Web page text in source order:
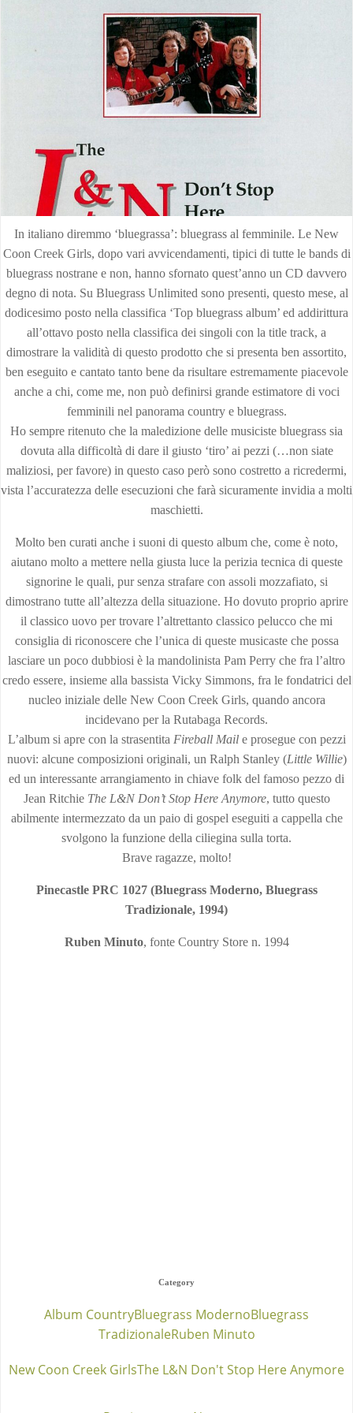
In italiano diremmo ‘bluegrassa’: bluegrass al femminile. Le New
Coon Creek Girls, dopo vari avvicendamenti, tipici di tutte le bands di
bluegrass nostrane e non, hanno sfornato quest’anno un CD davvero
degno di nota. Su Bluegrass Unlimited sono presenti, questo mese, al
dodicesimo posto nella classifica ‘Top bluegrass album’ ed addirittura
all’ottavo posto nella classifica dei singoli con la title track, a
dimostrare la validità di questo prodotto che si presenta ben assortito,
ben eseguito e cantato tanto bene da risultare estremamente piacevole
anche a chi, come me, non può definirsi grande estimatore di voci
femminili nel panorama country e bluegrass.
Ho sempre ritenuto che la maledizione delle musiciste bluegrass sia
dovuta alla difficoltà di dare il giusto ‘tiro’ ai pezzi (…non siate
maliziosi, per favore) in questo caso però sono costretto a ricredermi,
vista l’accuratezza delle esecuzioni che farà sicuramente invidia a molti
maschietti.
Molto ben curati anche i suoni di questo album che, come è noto,
aiutano molto a mettere nella giusta luce la perizia tecnica di queste
signorine le quali, pur senza strafare con assoli mozzafiato, si
dimostrano tutte all’altezza della situazione. Ho dovuto proprio aprire
il classico uovo per trovare l’altrettanto classico pelucco che mi
consiglia di riconoscere che l’unica di queste musicaste che possa
lasciare un poco dubbiosi è la mandolinista Pam Perry che fra l’altro
credo essere, insieme alla bassista Vicky Simmons, fra le fondatrici del
nucleo iniziale delle New Coon Creek Girls, quando ancora
incidevano per la Rutabaga Records.
L’album si apre con la strasentita Fireball Maile prosegue con pezzi
nuovi: alcune composizioni originali, un Ralph Stanley (Little Willie)
ed un interessante arrangiamento in chiave folk del famoso pezzo di
Jean Ritchie The L&N Don’t Stop Here Anymore, tutto questo
abilmente intermezzato da un paio di gospel eseguiti a cappella che
svolgono la funzione della ciliegina sulla torta.
Brave ragazze, molto!
Pinecastle PRC 1027 (Bluegrass Moderno, Bluegrass
Tradizionale, 1994)
Ruben Minuto, fonte Country Store n. 1994
Category
Album CountryBluegrass ModernoBluegrass
TradizionaleRuben Minuto
New Coon Creek GirlsThe L&N Don't Stop Here Anymore